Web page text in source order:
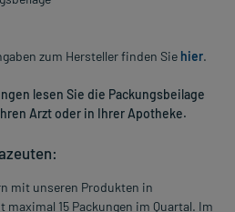
zum Hersteller finden Sie hier.
lesen Sie die Packungsbeilage
Arzt oder in Ihrer Apotheke.
mit unseren Produkten in
15 Packungen im Quartal. Im